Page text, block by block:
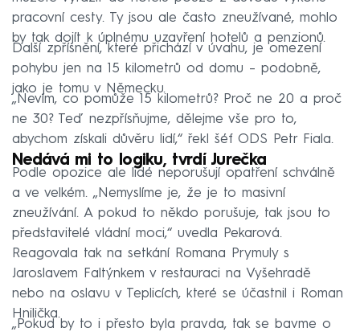
pracovní cesty. Ty jsou ale často zneužívané, mohlo
by tak dojít k úplnému uzavření hotelů a penzionů.
Další zpřísnění, které přichází v úvahu, je omezení
pohybu jen na 15 kilometrů od domu –⁠ podobně,
jako je tomu v Německu.
„Nevím, co pomůže 15 kilometrů? Proč ne 20 a proč
ne 30? Teď nezpřísňujme, dělejme vše pro to,
abychom získali důvěru lidí,“ řekl šéf ODS Petr Fiala.
Nedává mi to logiku, tvrdí Jurečka
Podle opozice ale lidé neporušují opatření schválně
a ve velkém. „Nemyslíme je, že je to masivní
zneužívání. A pokud to někdo porušuje, tak jsou to
představitelé vládní moci,“ uvedla Pekarová.
Reagovala tak na setkání Romana Prymuly s
Jaroslavem Faltýnkem v restauraci na Vyšehradě
nebo na oslavu v Teplicích, které se účastnil i Roman
Hnilička.
„Pokud by to i přesto byla pravda, tak se bavme o